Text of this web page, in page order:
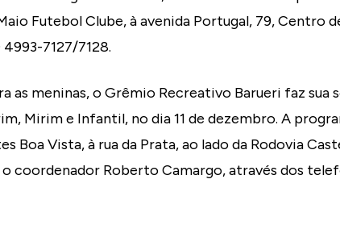
Futebol Clube, à avenida Portugal, 79, Centro
7127/7128.
as meninas, o Grêmio Recreativo Barueri faz sua
Mirim e Infantil, no dia 11 de dezembro. A
Boa Vista, à rua da Prata, ao lado da Rodovia
coordenador Roberto Camargo, através dos